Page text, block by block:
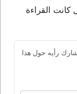
القراءة
رأيه حول هذا